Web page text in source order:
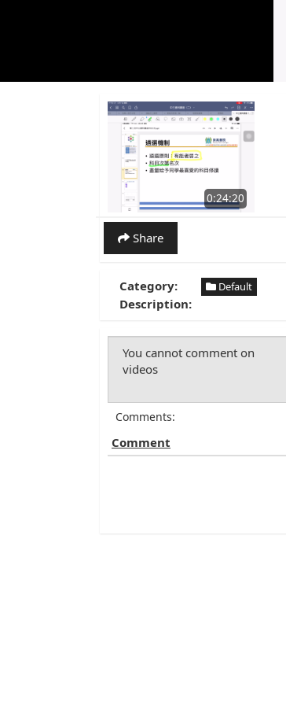
0:24:20
Share
Category: Default
Description:
Comments:
Comment